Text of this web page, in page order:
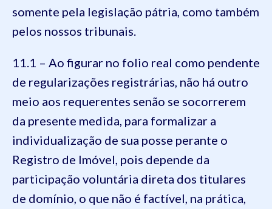
somente pela legislação pátria, como também
pelos nossos tribunais.
11.1 – Ao figurar no folio real como pendente
de regularizações registrárias, não há outro
meio aos requerentes senão se socorrerem
da presente medida, para formalizar a
individualização de sua posse perante o
Registro de Imóvel, pois depende da
participação voluntária direta dos titulares
de domínio, o que não é factível, na prática,